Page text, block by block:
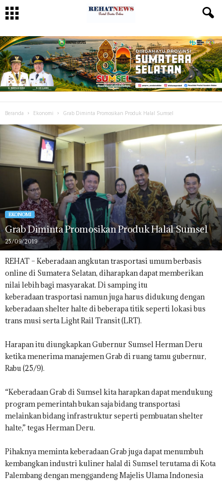
Beranda Ekonomi Grab Diminta Promosikan Produk Halal Sumsel
EKONOMI
Grab Diminta Promosikan Produk Halal Sumsel
25/09/2019
REHAT – Keberadaan angkutan trasportasi umum berbasis
online di Sumatera Selatan, diharapkan dapat memberikan
nilai lebih bagi masyarakat. Di samping itu
keberadaan trasportasi namun juga harus didukung dengan
keberadaan shelter halte di beberapa titik seperti lokasi bus
trans musi serta Light Rail Transit (LRT).
Harapan itu diungkapkan Gubernur Sumsel Herman Deru
ketika menerima manajemen Grab di ruang tamu gubernur,
Rabu (25/9).
“Keberadaan Grab di Sumsel kita harapkan dapat mendukung
program pemerintah bukan saja bidang transportasi
melainkan bidang infrastruktur seperti pembuatan shelter
halte,” tegas Herman Deru.
Pihaknya meminta keberadaan Grab juga dapat menumbuh
kembangkan industri kuliner halal di Sumsel terutama di Kota
Palembang dengan menggandeng Majelis Ulama Indonesia